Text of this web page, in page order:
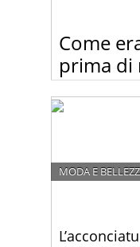
Come
prima di
comprarsi “il
MODA E